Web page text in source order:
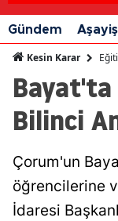
Gündem Aşayiş
Kesin Karar
Bayat'ta
Bilinci
Çorum'un
öğrencilerine
İdaresi